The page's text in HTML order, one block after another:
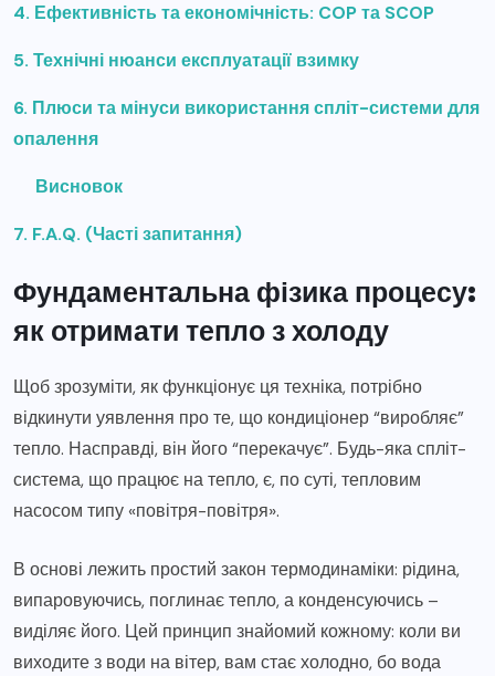
4. Ефективність та економічність: COP та SCOP
5. Технічні нюанси експлуатації взимку
6. Плюси та мінуси використання спліт-системи для
опалення
Висновок
7. F.A.Q. (Часті запитання)
Фундаментальна фізика процесу:
як отримати тепло з холоду
Щоб зрозуміти, як функціонує ця техніка, потрібно
відкинути уявлення про те, що кондиціонер “виробляє”
тепло. Насправді, він його “перекачує”. Будь-яка спліт-
система, що працює на тепло, є, по суті, тепловим
насосом типу «повітря-повітря».
В основі лежить простий закон термодинаміки: рідина,
випаровуючись, поглинає тепло, а конденсуючись –
виділяє його. Цей принцип знайомий кожному: коли ви
виходите з води на вітер, вам стає холодно, бо вода